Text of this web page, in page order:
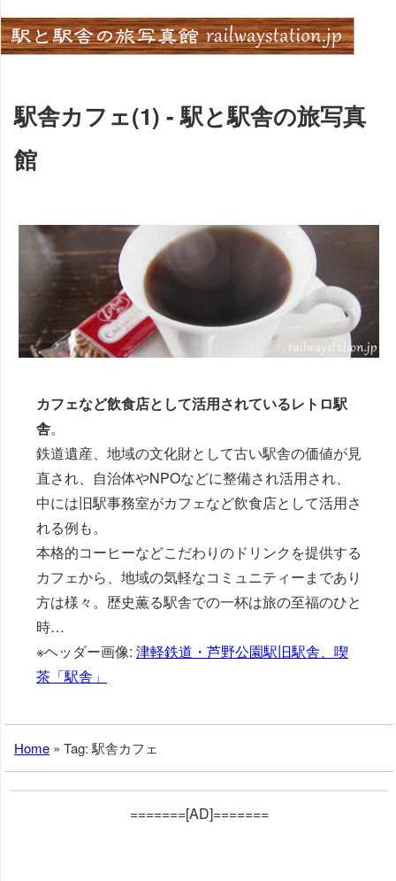
Skip
to
content
駅舎カフェ(1) - 駅と駅舎の旅写真
館
カフェなど飲食店として活用されているレトロ駅
舎。
鉄道遺産、地域の文化財として古い駅舎の価値が見
直され、自治体やNPOなどに整備され活用され、
中には旧駅事務室がカフェなど飲食店として活用さ
れる例も。
本格的コーヒーなどこだわりのドリンクを提供する
カフェから、地域の気軽なコミュニティーまであり
方は様々。歴史薫る駅舎での一杯は旅の至福のひと
時…
※ヘッダー画像: 津軽鉄道・芦野公園駅旧駅舎、喫
茶「駅舎」
Home » Tag: 駅舎カフェ
=======[AD]=======